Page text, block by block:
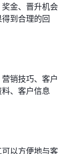
金、晋升机会
到合理的回
销技巧、客户
、客户信息
以方便地与客